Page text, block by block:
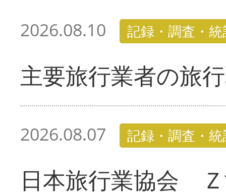
2026.08.10 記録・調査・
主要旅行業者の旅
2026.08.07 記録・調査・
日本旅行業協会